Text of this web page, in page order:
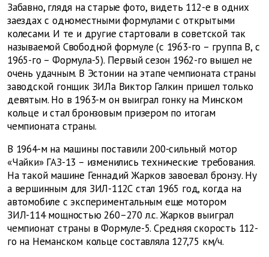
Забавно, глядя на старые фото, видеть 112-е в одних
заездах с одноместными формулами с открытыми
колесами. И те и другие стартовали в советской так
называемой Свободной формуле (с 1963-го – группа В, с
1965-го – Формула-5). Первый сезон 1962-го вышел не
очень удачным. В Эстонии на этапе чемпионата страны
заводской гонщик ЗИЛа Виктор Галкин пришел только
девятым. Но в 1963-м он выиграл гонку на Минском
кольце и стал бронзовым призером по итогам
чемпионата страны.
В 1964-м на машины поставили 200-сильный мотор
«Чайки» ГАЗ-13 – изменились технические требования.
На такой машине Геннадий Жарков завоевал бронзу. Ну
а вершинным для ЗИЛ-112С стал 1965 год, когда на
автомобиле с экспериментальным еще мотором
ЗИЛ-114 мощностью 260–270 л.с. Жарков выиграл
чемпионат страны в Формуле-5. Средняя скорость 112-
го на Неманском кольце составляла 127,75 км/ч.